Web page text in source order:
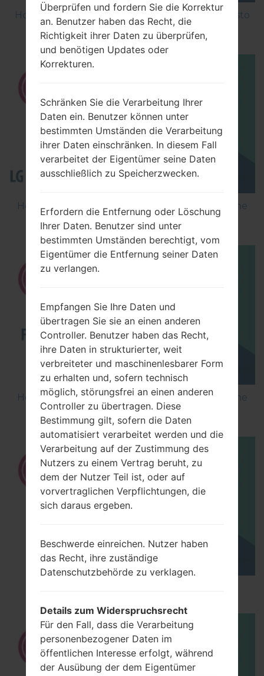
How to Factory Reset through menu on LG Aristo
MS210?
How to Flash Stock Firmware on LG Smartphone
using LG Flash Tool 2014?
How to Flash Stock Firmware on LG Smartphone
using LG UP?
Überprüfen und fordern Sie die Korrektur
an. Benutzer haben das Recht, die
Richtigkeit ihrer Daten zu überprüfen,
und benötigen Updates oder
Korrekturen.
Schränken Sie die Verarbeitung Ihrer
Daten ein. Benutzer können unter
bestimmten Umständen die Verarbeitung
ihrer Daten einschränken. In diesem Fall
verarbeitet der Eigentümer seine Daten
ausschließlich zu Speicherzwecken.
Erfordern die Entfernung oder Löschung
Ihrer Daten. Benutzer sind unter
bestimmten Umständen berechtigt, vom
Eigentümer die Entfernung seiner Daten
zu verlangen.
Empfangen Sie Ihre Daten und
übertragen Sie sie an einen anderen
Controller. Benutzer haben das Recht,
ihre Daten in strukturierter, weit
verbreiteter und maschinenlesbarer Form
zu erhalten und, sofern technisch
möglich, störungsfrei an einen anderen
Controller zu übertragen. Diese
Bestimmung gilt, sofern die Daten
automatisiert verarbeitet werden und die
Verarbeitung auf der Zustimmung des
Nutzers zu einem Vertrag beruht, zu
dem der Nutzer Teil ist, oder auf
vorvertraglichen Verpflichtungen, die
sich daraus ergeben.
Beschwerde einreichen. Nutzer haben
das Recht, ihre zuständige
Datenschutzbehörde zu verklagen.
Details zum Widerspruchsrecht
Für den Fall, dass die Verarbeitung
personenbezogener Daten im
öffentlichen Interesse erfolgt, während
der Ausübung der dem Eigentümer